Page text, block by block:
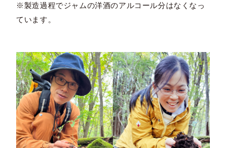
※製造過程でジャムの洋酒のアルコール分はなくなっ
ています。